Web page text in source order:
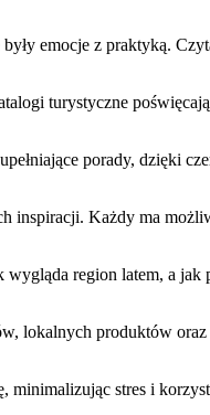
emocje z praktyką.
turystyczne
porady, dzięki
inspiracji. Każdy ma
region latem, a jak
lokalnych produktów
stres i